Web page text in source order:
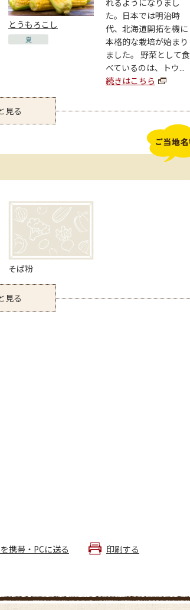
とうもろこし
夏
れるようになりまし
た。日本では明治時
代、北海道開拓を機に
本格的な栽培が始まり
ました。 野菜として食
べているのは、トウ...
続きはこちら
見る
そば粉
見る
携帯・PCに送る 印刷する